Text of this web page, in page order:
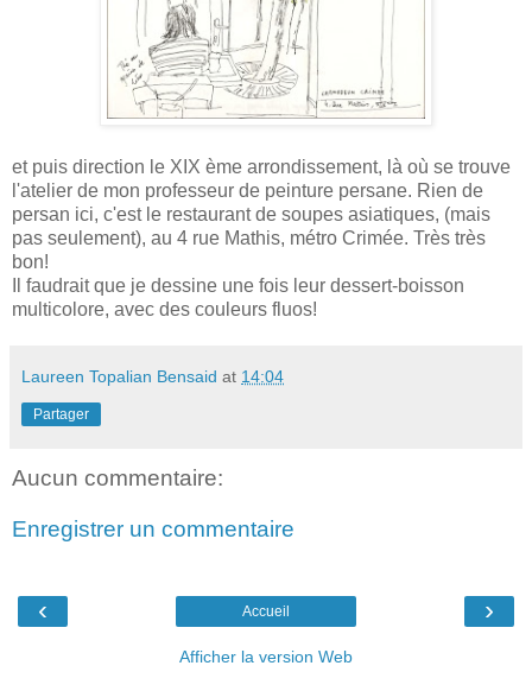
et puis direction le XIX ème arrondissement, là où se trouve
l'atelier de mon professeur de peinture persane. Rien de
persan ici, c'est le restaurant de soupes asiatiques, (mais
pas seulement), au 4 rue Mathis, métro Crimée. Très très
bon!
Il faudrait que je dessine une fois leur dessert-boisson
multicolore, avec des couleurs fluos!
Laureen Topalian Bensaid at 14:04
Partager
Aucun commentaire:
Enregistrer un commentaire
‹ ›
Accueil
Afficher la version Web